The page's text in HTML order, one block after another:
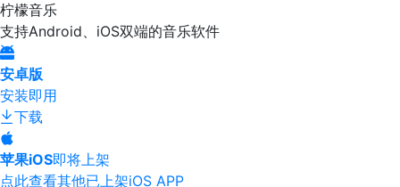
柠檬音乐
支持Android、iOS双端的音乐软件
安卓版
安装即用
下载
苹果iOS即将上架
点此查看其他已上架iOS APP